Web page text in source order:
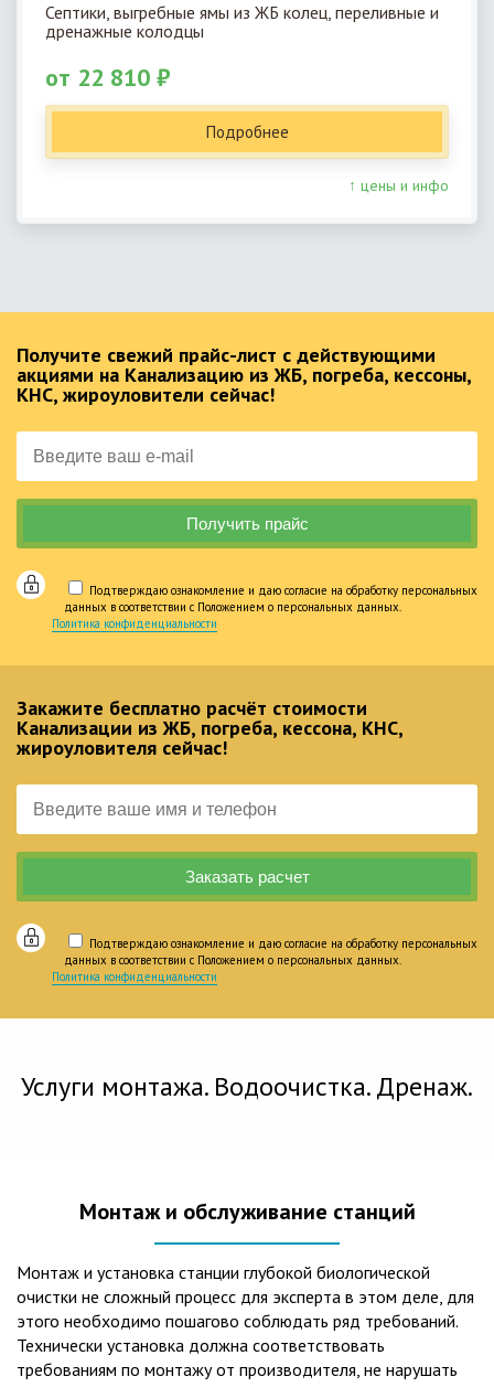
Септики, выгребные ямы из ЖБ колец, переливные и
дренажные колодцы
от 22 810 ₽
Подробнее
↑ цены и инфо
Получите свежий прайс-лист с действующими
акциями на Канализацию из ЖБ, погреба, кессоны,
КНС, жироуловители сейчас!
Подтверждаю ознакомление и даю согласие на обработку персональных
данных в соответствии с Положением о персональных данных.
Политика конфиденциальности
Закажите бесплатно расчёт стоимости
Канализации из ЖБ, погреба, кессона, КНС,
жироуловителя сейчас!
Подтверждаю ознакомление и даю согласие на обработку персональных
данных в соответствии с Положением о персональных данных.
Политика конфиденциальности
Услуги монтажа. Водоочистка. Дренаж.
Монтаж и обслуживание станций
Монтаж и установка станции глубокой биологической
очистки не сложный процесс для эксперта в этом деле, для
этого необходимо пошагово соблюдать ряд требований.
Технически установка должна соответствовать
требованиям по монтажу от производителя, не нарушать